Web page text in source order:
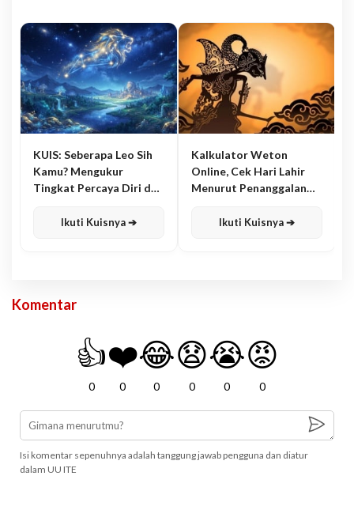
KUIS: Seberapa Leo Sih
Kamu? Mengukur
Tingkat Percaya Diri dan
Ikuti Kuisnya ➔
Kalkulator Weton
Online, Cek Hari Lahir
Menurut Penanggalan
Ikuti Kuisnya ➔
Komentar
👍
0
❤️
0
😂
0
😧
0
😭
0
😡
0
Isi komentar sepenuhnya adalah tanggung jawab pengguna dan diatur
dalam UU ITE